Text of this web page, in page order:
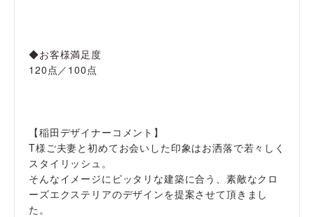
◆お客様満足度
120点／100点
【稲田デザイナーコメント】
T様ご夫妻と初めてお会いした印象はお洒落で若々しく
スタイリッシュ。
そんなイメージにピッタリな建築に合う、素敵なクロ
ーズエクステリアのデザインを提案させて頂きまし
た。